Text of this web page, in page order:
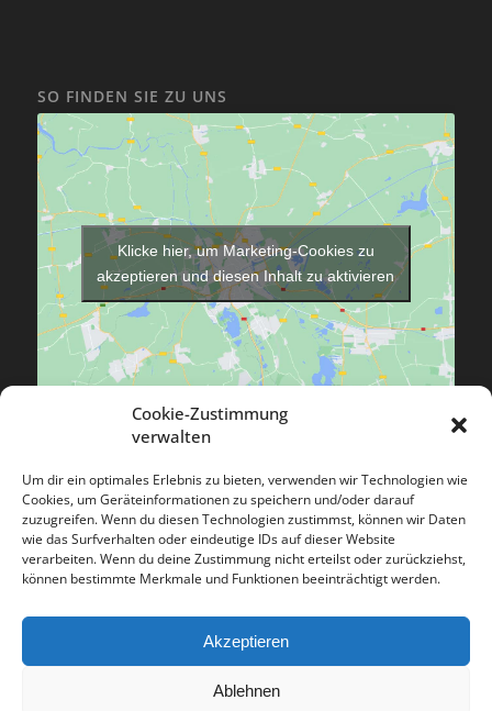
Cookie-Zustimmung
verwalten
Um dir ein optimales Erlebnis zu bieten, verwenden wir Technologien wie
Cookies, um Geräteinformationen zu speichern und/oder darauf
zuzugreifen. Wenn du diesen Technologien zustimmst, können wir Daten
wie das Surfverhalten oder eindeutige IDs auf dieser Website
verarbeiten. Wenn du deine Zustimmung nicht erteilst oder zurückziehst,
können bestimmte Merkmale und Funktionen beeinträchtigt werden.
Akzeptieren
Ablehnen
SO FINDEN SIE ZU UNS
Klicke hier, um Marketing-Cookies zu
akzeptieren und diesen Inhalt zu aktivieren
ÖFFNUNGSZEITEN
Mo. – Fr. 9.00 – 18.00 Uhr
Sa. 9.00 – 13.00 Uhr